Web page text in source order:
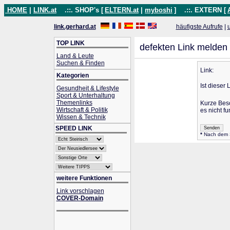
HOME LINK.at .::. SHOP's [ ELTERN.at myboshi ] .::. EXTERN [
link.gerhard.at häufigste Aufrufe
TOP LINK
Land & Leute
Suchen & Finden
Kategorien
Gesundheit & Lifestyle
Sport & Unterhaltung
Themenlinks
Wirtschaft & Politik
Wissen & Technik
SPEED LINK
weitere Funktionen
Link vorschlagen
COVER-Domain
defekten Link melden
Link:
Ist dieser
Kurze
es nicht
*Nach dem